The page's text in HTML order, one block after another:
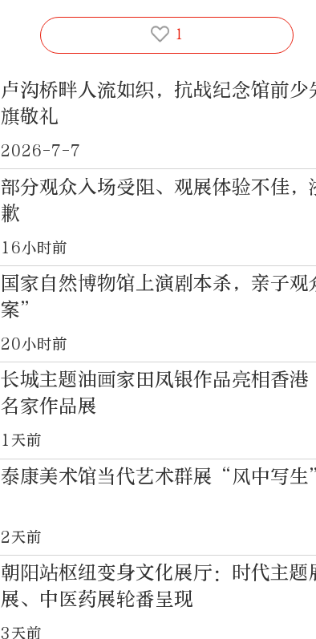
1
卢沟桥畔人流如织，抗战纪念馆前少
旗敬礼
2026-7-7
部分观众入场受阻、观展体验不佳，
歉
16小时前
国家自然博物馆上演剧本杀，亲子
案”
20小时前
长城主题油画家田凤银作品亮相香港
名家作品展
1天前
泰康美术馆当代艺术群展“风中写
2天前
朝阳站枢纽变身文化展厅：时代主题
展、中医药展轮番呈现
3天前